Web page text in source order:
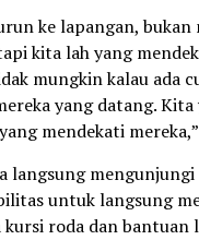
ke lapangan, bukan
kita lah yang
mungkin kalau ada
yang datang.
mendekati
langsung
untuk langsung
roda dan bantuan